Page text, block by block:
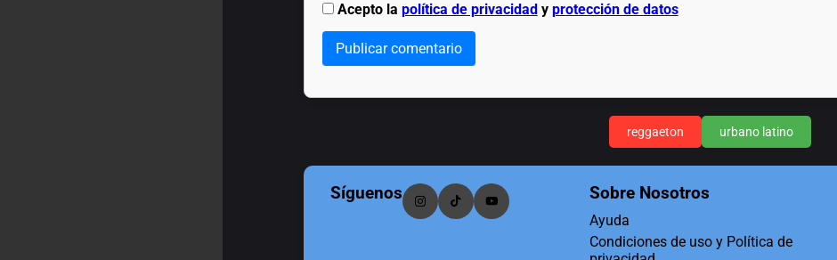
Acepto la política de privacidady protección de datos
Publicar comentario
reggaeton urbano latino
Síguenos Sobre Nosotros
Ayuda
Condiciones de uso y Política de